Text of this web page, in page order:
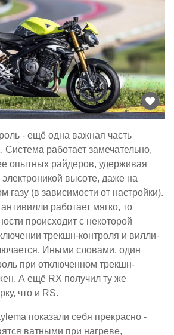
- ещё одна важная часть
Система работает замечательно,
опытных райдеров, удерживая
высоте, даже на
газу (в зависимости от настройки).
работает мягко, то
происходит с некоторой
трекшн-контроля и вилли-
Иными словами, один
при отключенном трекшн-
А ещё RX получил ту же
что и RS.
показали себя прекрасно -
ватными при нагреве,